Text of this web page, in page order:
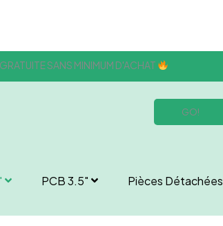
SANS MINIMUM D'ACHAT
GO!
PCB 3.5″ Pièces Détachées